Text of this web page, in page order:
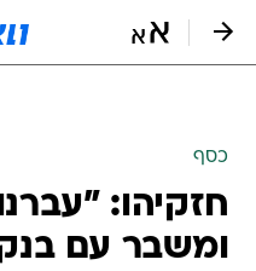
כסף
חזקיהו:
ומשבר עם